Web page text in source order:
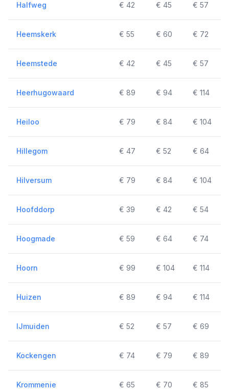
Halfweg € 42 € 45 € 57
Heemskerk € 55 € 60 € 72
Heemstede € 42 € 45 € 57
Heerhugowaard € 89 € 94 € 114
Heiloo € 79 € 84 € 104
Hillegom € 47 € 52 € 64
Hilversum € 79 € 84 € 104
Hoofddorp € 39 € 42 € 54
Hoogmade € 59 € 64 € 74
Hoorn € 99 € 104 € 114
Huizen € 89 € 94 € 114
IJmuiden € 52 € 57 € 69
Kockengen € 74 € 79 € 89
Krommenie € 65 € 70 € 85